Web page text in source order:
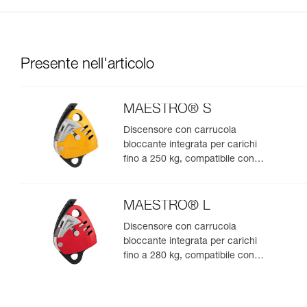
Presente nell'articolo
MAESTRO® S
Discensore con carrucola
bloccante integrata per carichi
fino a 250 kg, compatibile con
MAESTRO® L
Discensore con carrucola
bloccante integrata per carichi
fino a 280 kg, compatibile con